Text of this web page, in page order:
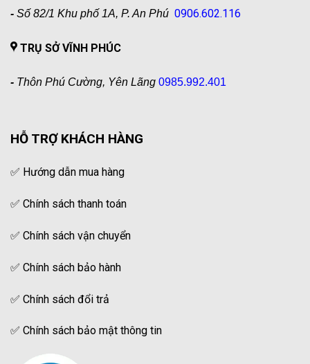
- Số 82/1 Khu phố 1A, P. An Phú 0906.602.116
TRỤ SỞ VĨNH PHÚC
- Thôn Phú Cường, Yên Lãng 0985.992.401
HỖ TRỢ KHÁCH HÀNG
✅ Hướng dẫn mua hàng
✅ Chính sách thanh toán
✅ Chính sách vận chuyển
✅ Chính sách bảo hành
✅ Chính sách đổi trả
✅ Chính sách bảo mật thông tin